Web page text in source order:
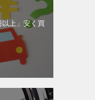
上」安く買